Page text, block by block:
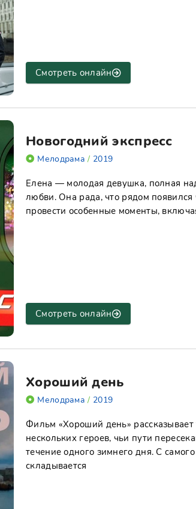
Смотреть онлайн
Новогодний экспресс
Мелодрама / 2019
Елена — молодая девушка, полная
любви. Она рада, что рядом появился
провести особенные моменты,
Смотреть онлайн
Хороший день
Мелодрама / 2019
Фильм «Хороший день»
нескольких героев, чьи пути
течение одного зимнего дня. С
складывается